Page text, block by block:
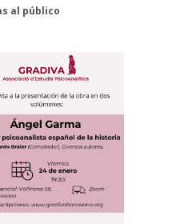
al público